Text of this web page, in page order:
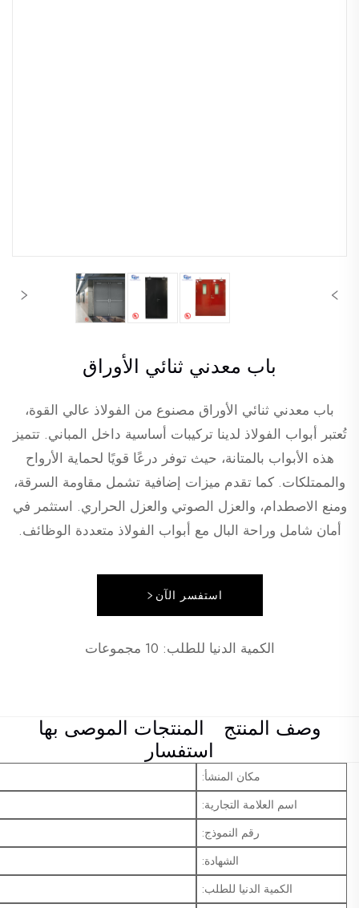
باب معدني ثنائي الأوراق
باب معدني ثنائي الأوراق مصنوع من الفولاذ عالي القوة،
تُعتبر أبواب الفولاذ لدينا تركيبات أساسية داخل المباني. تتميز
هذه الأبواب بالمتانة، حيث توفر درعًا قويًا لحماية الأرواح
والممتلكات. كما تقدم ميزات إضافية تشمل مقاومة السرقة،
ومنع الاصطدام، والعزل الصوتي والعزل الحراري. استثمر في
أمان شامل وراحة البال مع أبواب الفولاذ متعددة الوظائف.
استفسر الآن
الكمية الدنيا للطلب: 10 مجموعات
وصف المنتج
المنتجات الموصى بها
استفسار
مكان المنشأ:
اسم العلامة التجارية:
رقم النموذج:
الشهادة:
الكمية الدنيا للطلب: